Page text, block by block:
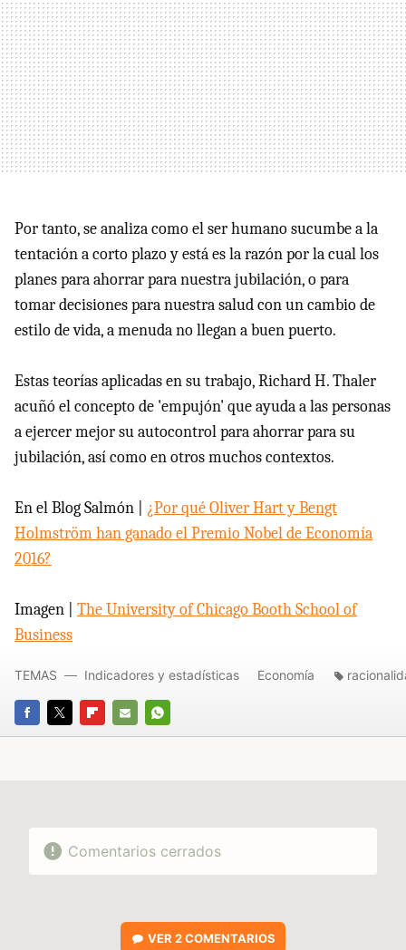
Por tanto, se analiza como el ser humano sucumbe a la
tentación a corto plazo y está es la razón por la cual los
planes para ahorrar para nuestra jubilación, o para
tomar decisiones para nuestra salud con un cambio de
estilo de vida, a menuda no llegan a buen puerto.
Estas teorías aplicadas en su trabajo, Richard H. Thaler
acuñó el concepto de 'empujón' que ayuda a las personas
a ejercer mejor su autocontrol para ahorrar para su
jubilación, así como en otros muchos contextos.
En el Blog Salmón | ¿Por qué Oliver Hart y Bengt
Holmström han ganado el Premio Nobel de Economía
2016?
Imagen | The University of Chicago Booth School of
Business
FACEBOOK
TWITTERFLIPBOARD
E-
WHATSAPP
TEMAS Indicadores y estadísticas Economía
Comentarios cerrados
VER2 COMENTARIOS